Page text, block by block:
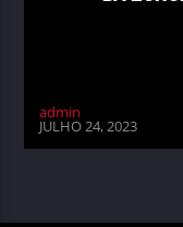
admin
JULHO 24, 2023